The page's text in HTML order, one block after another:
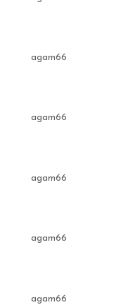
agam66
agam66
agam66
agam66
agam66